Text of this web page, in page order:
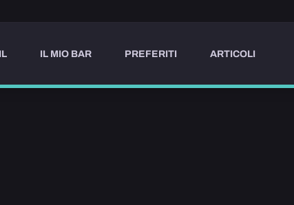
IL MIO BAR PREFERITI ARTICOLI